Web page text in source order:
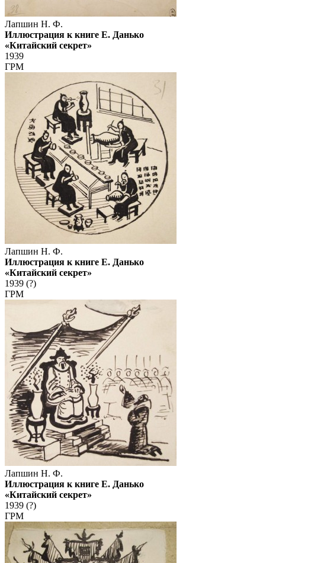
Лапшин Н. Ф.
Иллюстрация к книге Е. Данько
«Китайский секрет»
1939
ГРМ
Лапшин Н. Ф.
Иллюстрация к книге Е. Данько
«Китайский секрет»
1939 (?)
ГРМ
Лапшин Н. Ф.
Иллюстрация к книге Е. Данько
«Китайский секрет»
1939 (?)
ГРМ